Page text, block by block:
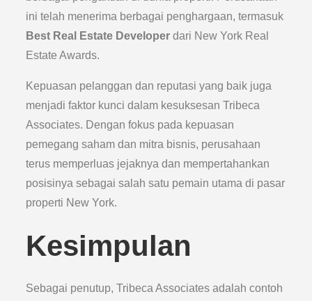
ini telah menerima berbagai penghargaan, termasuk
Best Real Estate Developer dari New York Real
Estate Awards.
Kepuasan pelanggan dan reputasi yang baik juga
menjadi faktor kunci dalam kesuksesan Tribeca
Associates. Dengan fokus pada kepuasan
pemegang saham dan mitra bisnis, perusahaan
terus memperluas jejaknya dan mempertahankan
posisinya sebagai salah satu pemain utama di pasar
properti New York.
Kesimpulan
Sebagai penutup, Tribeca Associates adalah contoh